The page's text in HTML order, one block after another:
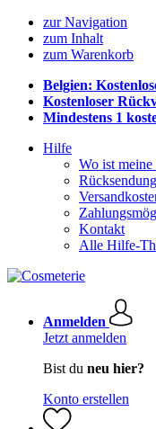
zur Navigation
zum Inhalt
zum Warenkorb
Belgien:
Kostenloser
Mindestens 1
Hilfe
Wo ist
Kontakt
Alle Hilfe-
Anmelden
Jetzt anmelden
Bist du neu hier?
Konto erstellen